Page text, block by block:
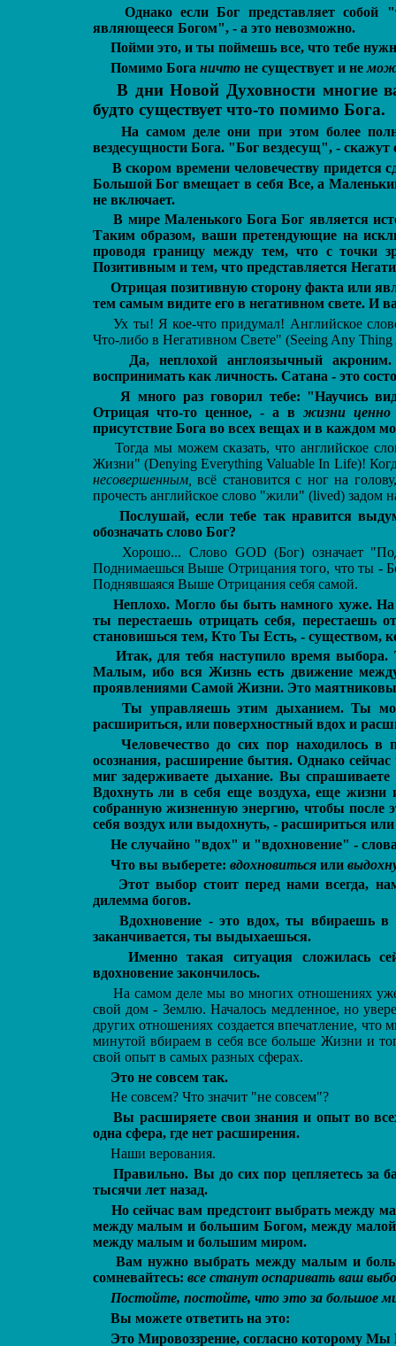
Однако если Бог представляет
являющееся Богом", - а это невозможно.
Пойми это, и ты поймешь все, что тебе
Помимо Бога ничтоне существует и не
В дни Новой Духовности многие
будто существует что-то помимо Бога.
На самом деле они при этом более
вездесущности Бога. "Бог вездесущ", - скажут
В скором времени человечеству
Большой Бог вмещает в себя Все, а
не включает.
В мире Маленького Бога Бог является
Таким образом, ваши претендующие на
проводя границу между тем, что с точки
Позитивным и тем, что представляется
Отрицая позитивную сторону факта или
тем самым видите его в негативном свете. И
Ух ты! Я кое-что придумал! Английское
Что-либо в Негативном Свете" (Seeing Any Thing
Да, неплохой англоязычный
воспринимать как личность. Сатана - это
Я много раз говорил тебе: "Научись
Отрицая что-то ценное, - а в жизни
присутствие Бога во всех вещах и в каждом
Тогда мы можем сказать, что английское
Жизни" (Denying Everything Valuable In Life)!
несовершенным, всё становится с ног на
прочесть английское слово "жили" (lived) задом
Послушай, если тебе так нравится
обозначать слово Бог?
Хорошо... Слово GOD (Бог) означает
Поднимаешься Выше Отрицания того, что ты -
Поднявшаяся Выше Отрицания себя самой.
Неплохо. Могло бы быть намного хуже.
ты перестаешь отрицать себя,
становишься тем, Кто Ты Есть, - существом,
Итак, для тебя наступило время
Малым, ибо вся Жизнь есть движение
проявлениями Самой Жизни. Это
Ты управляешь этим дыханием. Ты
расшириться, или поверхностный вдох и
Человечество до сих пор находилось в
осознания, расширение бытия. Однако
миг задерживаете дыхание. Вы
Вдохнуть ли в себя еще воздуха, еще жизни
собранную жизненную энергию, чтобы после
себя воздух или выдохнуть, - расшириться
Не случайно "вдох" и "вдохновение" -
Что вы выберете: вдохновиться или
Этот выбор стоит перед нами всегда,
дилемма богов.
Вдохновение - это вдох, ты вбираешь в
заканчивается, ты выдыхаешься.
Именно такая ситуация сложилась
вдохновение закончилось.
На самом деле мы во многих отношениях
свой дом - Землю. Началось медленное, но
других отношениях создается впечатление,
минутой вбираем в себя все больше Жизни и
свой опыт в самых разных сферах.
Это не совсем так.
Не совсем? Что значит "не совсем"?
Вы расширяете свои знания и опыт во
одна сфера, где нет расширения.
Наши верования.
Правильно. Вы до сих пор цепляетесь за
тысячи лет назад.
Но сейчас вам предстоит выбрать между
между малым и большим Богом, между
между малым и большим миром.
Вам нужно выбрать между малым и
сомневайтесь: все станут оспаривать ваш
Постойте, постойте, что это за большое
Вы можете ответить на это:
Это Мировоззрение, согласно которому Мы